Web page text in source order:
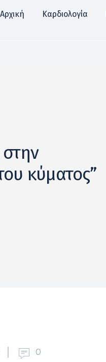
Αρχική Καρδιολογία
στην
κύματος”
0